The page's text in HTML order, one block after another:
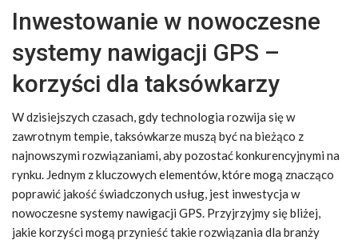
Inwestowanie w nowoczesne
systemy nawigacji GPS –
korzyści dla taksówkarzy
W dzisiejszych czasach, gdy technologia rozwija się w
zawrotnym tempie, taksówkarze muszą być na bieżąco z
najnowszymi rozwiązaniami, aby pozostać konkurencyjnymi na
rynku. Jednym z kluczowych elementów, które mogą znacząco
poprawić jakość świadczonych usług, jest inwestycja w
nowoczesne systemy nawigacji GPS. Przyjrzyjmy się bliżej,
jakie korzyści mogą przynieść takie rozwiązania dla branży